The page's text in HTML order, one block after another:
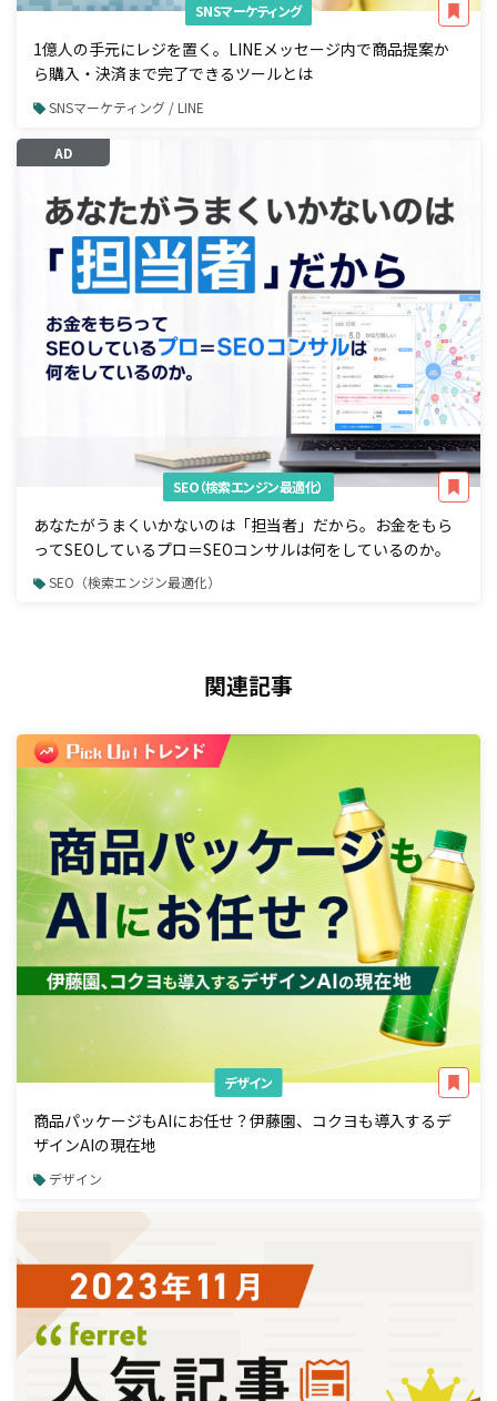
SNSマーケティング
1億人の手元にレジを置く。LINEメッセージ内で商品提案か
ら購入・決済まで完了できるツールとは
SNSマーケティング / LINE
AD
SEO（検索エンジン最適化）
あなたがうまくいかないのは「担当者」だから。お金をもら
ってSEOしているプロ＝SEOコンサルは何をしているのか。
SEO（検索エンジン最適化）
関連記事
デザイン
商品パッケージもAIにお任せ？伊藤園、コクヨも導入するデ
ザインAIの現在地
デザイン